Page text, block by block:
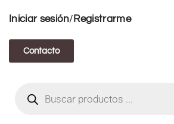
Iniciar sesión/ Registrarme
Contacto